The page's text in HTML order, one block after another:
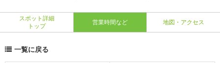
スポット詳細
トップ
営業時間など 地図・アクセス
一覧に戻る